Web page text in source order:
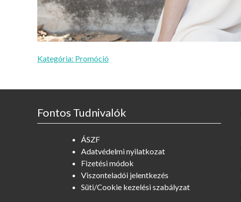
Kategória: Promóció
Fontos Tudnivalók
ÁSZF
Adatvédelmi nyilatkozat
Fizetési módok
Viszonteladói jelentkezés
Süti/Cookie kezelési szabályzat